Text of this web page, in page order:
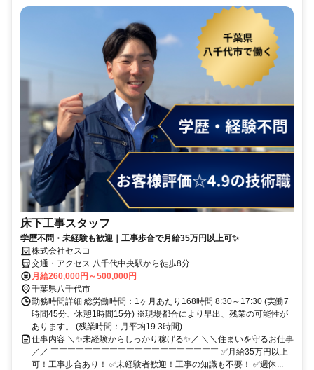
床下工事スタッフ
学歴不問・未経験も歓迎｜工事歩合で月給35万円以上可✨
株式会社セスコ
交通・アクセス 八千代中央駅から徒歩8分
月給260,000円～500,000円
千葉県八千代市
勤務時間詳細 総労働時間：1ヶ月あたり168時間 8:30～17:30 (実働7
時間45分、休憩1時間15分) ※現場都合により早出、残業の可能性が
あります。 (残業時間：月平均19.3時間)
仕事内容 ＼✨未経験からしっかり稼げる✨／ ＼＼住まいを守るお仕事
／／ ￣￣￣￣￣￣￣￣￣￣￣￣￣￣￣￣￣￣￣￣ ✅月給35万円以上
可！工事歩合あり！ ✅未経験者歓迎！工事の知識も不要！ ✅週休...